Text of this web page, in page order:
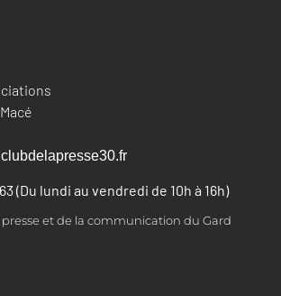
(Du lundi au vendredi de 10h à 16h)
et de la communication du Gard